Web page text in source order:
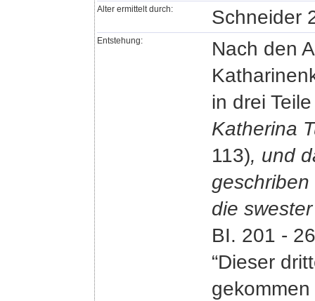
Alter ermittelt durch: Schneider
Entstehung:
Nach den
in drei
Katherina
113), und
geschriben
die
BI. 201 -
“Dieser